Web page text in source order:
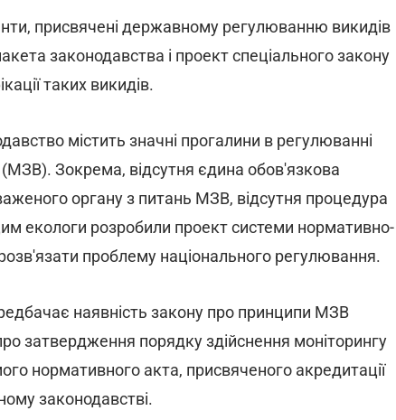
присвячені державному регулюванню викидів
законодавства і проект спеціального закону
таких викидів.
містить значні прогалини в регулюванні
(МЗВ). Зокрема, відсутня єдина обов'язкова
органу з питань МЗВ, відсутня процедура
екологи розробили проект системи нормативно-
проблему національного регулювання.
наявність закону про принципи МЗВ
затвердження порядку здійснення моніторингу
нормативного акта, присвяченого акредитації
законодавстві.